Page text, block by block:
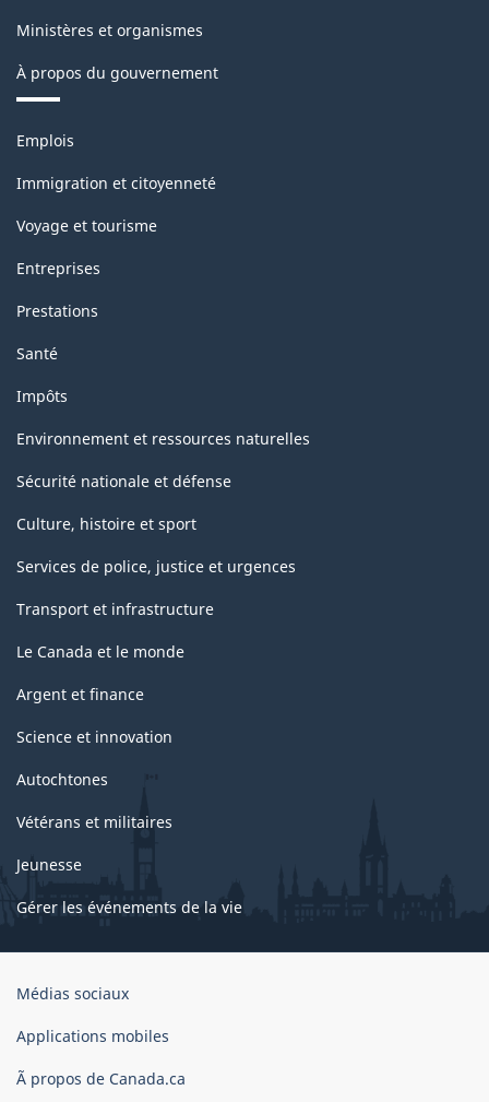
Ministères et organismes
À propos du gouvernement
Thèmes
sujets
Emplois
Immigration et citoyenneté
Voyage et tourisme
Entreprises
Prestations
Santé
Impôts
Environnement et ressources naturelles
Sécurité nationale et défense
Culture, histoire et sport
Services de police, justice et urgences
Transport et infrastructure
Le Canada et le monde
Argent et finance
Science et innovation
Autochtones
Vétérans et militaires
Jeunesse
Gérer les événements de la vie
Organisation
gouvernement
Canada
Médias sociaux
Applications mobiles
Ã propos de Canada.ca